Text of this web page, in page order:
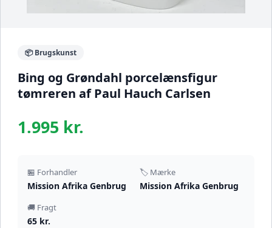
📦 Brugskunst
Bing og Grøndahl porcelænsfigur
tømreren af Paul Hauch Carlsen
1.995 kr.
🏪 Forhandler
Mission Afrika Genbrug
🏷️ Mærke
Mission Afrika Genbrug
🚚 Fragt
65 kr.